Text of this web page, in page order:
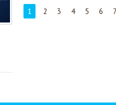
1 2 3 4 5 6